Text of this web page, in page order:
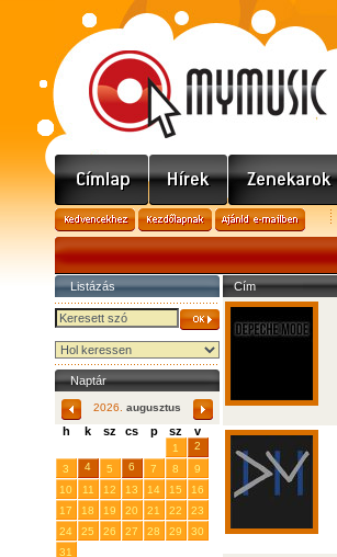
Listázás
Naptár
2026. augusztus
h k sz cs p sz v
1
2
3
4 5 6 7 8
9
10
11 12 13 14 15
16
17
18 19 20 21 22
23
24
25 26 27 28 29
30
31
Cím